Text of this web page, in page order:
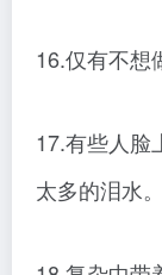
16.仅有不想
17.有些人脸
太多的泪水。